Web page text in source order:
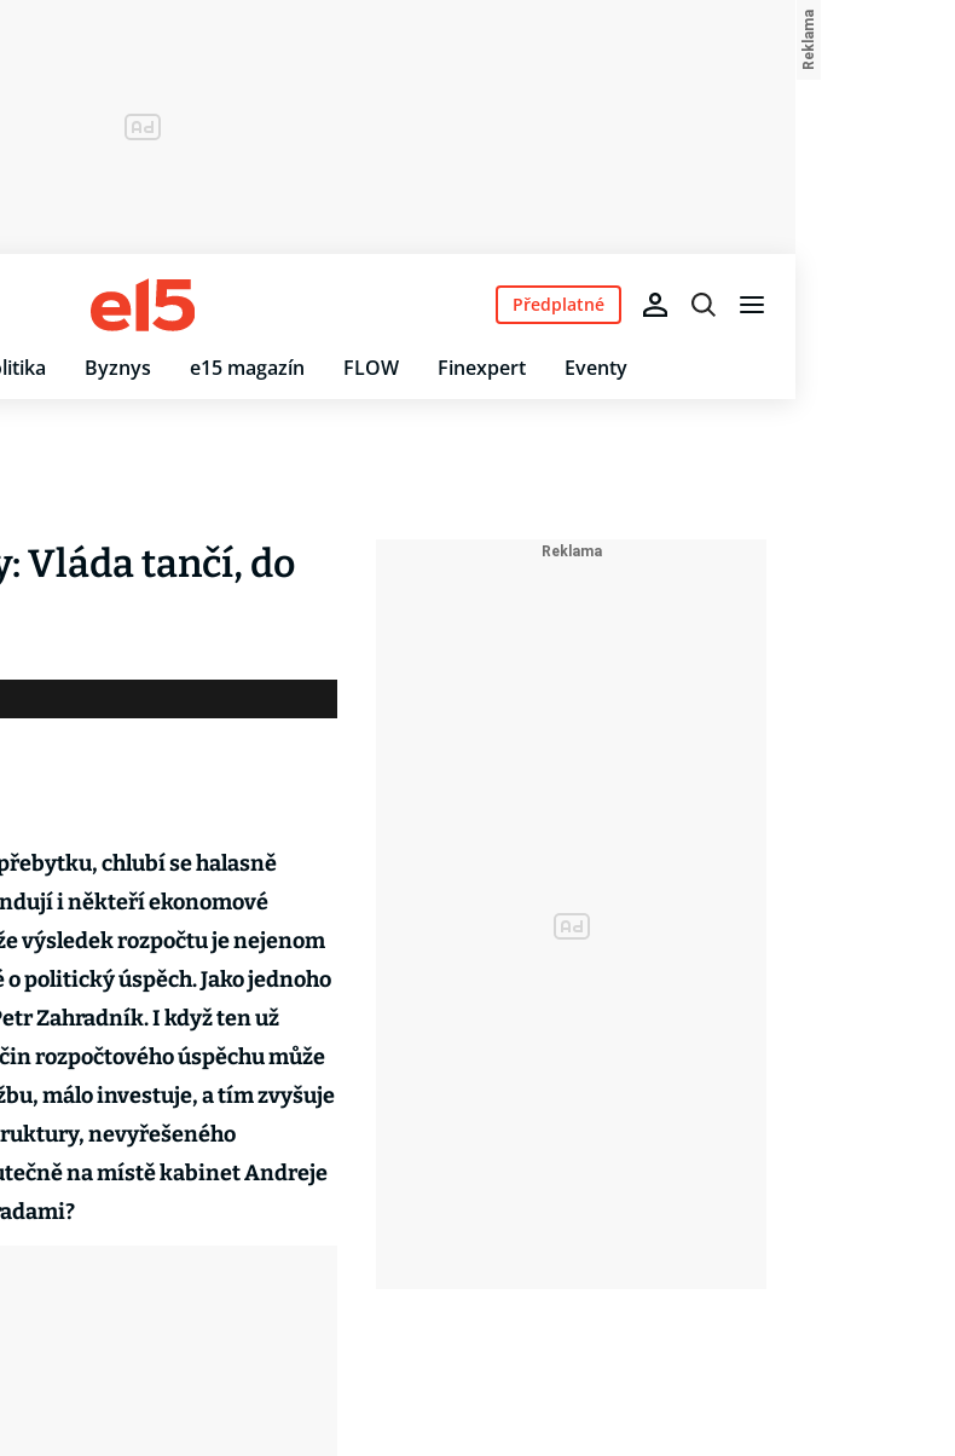
Byznys e15 magazín FLOW Finexpert Eventy
Předplatné
Vláda tančí, do
chlubí se halasně
i někteří ekonomové
výsledek rozpočtu je nejenom
politický úspěch. Jako jednoho
Zahradník. I když ten už
rozpočtového úspěchu může
málo investuje, a tím zvyšuje
nevyřešeného
na místě kabinet Andreje